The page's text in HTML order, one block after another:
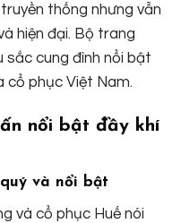
thống nhưng vẫn
hiện đại. Bộ trang
sắc cung đình nổi bật
cổ phục Việt Nam.
nổi bật đầy khí
và nổi bật
và cổ phục Huế nói